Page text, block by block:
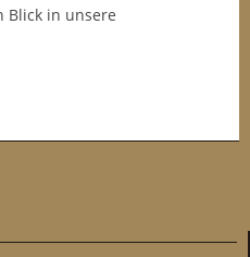
Blick in unsere